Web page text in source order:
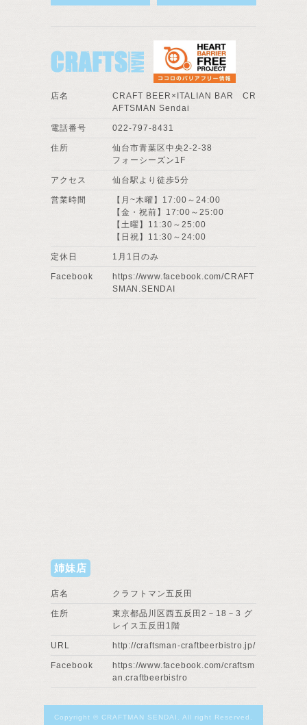
店名
CRAFT BEER×ITALIAN BAR CR
AFTSMAN Sendai
電話番号 022-797-8431
住所
仙台市青葉区中央2-2-38
フォーシーズン1F
アクセス 仙台駅より徒歩5分
営業時間
【月~木曜】17:00～24:00
【金・祝前】17:00～25:00
【土曜】11:30～25:00
【日祝】11:30～24:00
定休日 1月1日のみ
Facebook
https://www.facebook.com/CRAFT
SMAN.SENDAI
姉妹店
店名 クラフトマン五反田
住所
東京都品川区西五反田2－18－3 グ
レイス五反田1階
URL http://craftsman-craftbeerbistro.jp/
Facebook
https://www.facebook.com/craftsm
an.craftbeerbistro
Copyright © CRAFTMAN SENDAI. All right Reserved.